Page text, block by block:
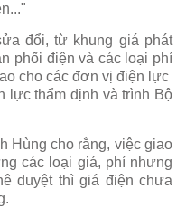
đổi, từ khung giá phát
phối điện và các loại phí
cho các đơn vị điện lực
lực thẩm định và trình Bộ
Hùng cho rằng, việc giao
các loại giá, phí nhưng
duyệt thì giá điện chưa